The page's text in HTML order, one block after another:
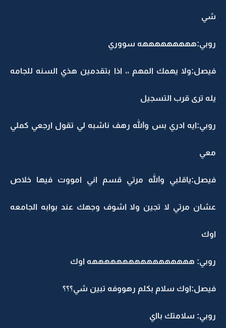
شي
روبي:هههههههههه سووري
فيصل:ولا يهمك المهم ،، اذا بتقدمين هذي السنه للجامه
يله ترى قرب التسجيل
روبي:ايه ادري بس والله رهف ناشبه لي تقول ارجعي كملي
معي
فيصل:ياقلبي والله مرتي قسم اني امووت فيها خلاص
عشان مرتي لا تجين ولا اشوف وجهك عند بوابه الجامعه
اوك
روبي: هههههههههههههههههه اوك
فيصل:اوك سلام بكلم رهووفه تبين شي؟؟؟
روبي: سلامتك بااي